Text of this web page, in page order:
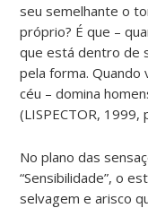
seu semelhante o
próprio? É que –
que está dentro de
pela forma. Quando
céu – domina
(LISPECTOR, 1999,
No plano das
“Sensibilidade”, o
selvagem e arisco